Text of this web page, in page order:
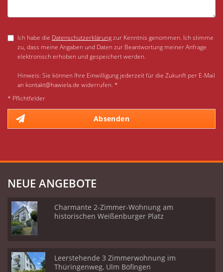
Ich habe die Datenschutzerklärungzur Kenntnis genommen. Ich stimme
zu, dass meine Angaben und Daten zur Beantwortung meiner Anfrage
elektronisch erhoben und gespeichert werden.
Hinweis: Sie können Ihre Einwilligung jederzeit für die Zukunft per E-Mail
an kontakt@hawiela.de widerrufen. *
* Pflichtfelder
Absenden
NEUE ANGEBOTE
Charmante 2-Zimmer-Wohnung am
historischen Weißenburger Platz
Leerstehende 3 Zimmerwohnung im
Thüringenweg, Ulm Böfingen